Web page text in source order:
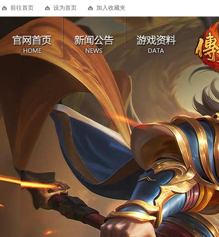
前往首页 设为首页 加入收藏夹